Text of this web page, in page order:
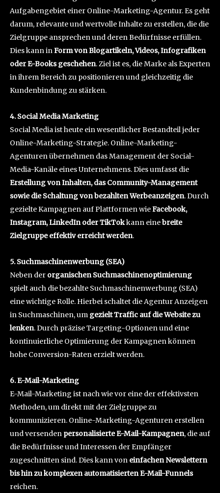
Aufgabengebiet einer Online-Marketing-Agentur. Es geht
darum, relevante und wertvolle Inhalte zu erstellen, die die
Zielgruppe ansprechen und deren Bedürfnisse erfüllen.
Dies kann inForm von Blogartikeln, Videos, Infografiken
oder E-Books geschehen. Ziel ist es, die Marke als Experten
in ihrem Bereich zu positionieren und gleichzeitig die
Kundenbindung zu stärken.
4. Social Media Marketing
Social Media ist heute ein wesentlicher Bestandteil jeder
Online-Marketing-Strategie. Online-Marketing-
Agenturen übernehmen das Management der Social-
Media-Kanäle eines Unternehmens. Dies umfasst die
Erstellung von Inhalten, das Community-Management
sowie die Schaltung von bezahlten Werbeanzeigen. Durch
gezielte Kampagnen auf Plattformen wieFacebook,
Instagram, LinkedIn oder TikTokkann einebreite
Zielgruppe effektiv erreicht werden.
5. Suchmaschinenwerbung (SEA)
Neben der organischen Suchmaschinenoptimierung
spielt auch die bezahlte Suchmaschinenwerbung (SEA)
eine wichtige Rolle. Hierbei schaltet die Agentur Anzeigen
in Suchmaschinen, um gezielt Traffic auf die Website zu
lenken. Durch präzise Targeting-Optionen und eine
kontinuierliche Optimierung der Kampagnen können
hohe Conversion-Raten erzielt werden.
6. E-Mail-Marketing
E-Mail-Marketing ist nach wie vor eine der effektivsten
Methoden, um direkt mit der Zielgruppe zu
kommunizieren. Online-Marketing-Agenturen erstellen
und versenden personalisierte E-Mail-Kampagnen, die auf
die Bedürfnisse und Interessen der Empfänger
zugeschnitten sind. Dies kann von einfachen Newslettern
bis hin zu komplexen automatisierten E-Mail-Funnels
reichen.